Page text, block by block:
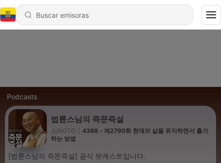
Podcasts
법륜스님의 즉문즉설
JUNGTO
4368 - 제2790회 현재의 삶을 유지하면서 출가
하는 방법
[법륜스님의 즉문즉설] 공식 팟캐스트입니다.